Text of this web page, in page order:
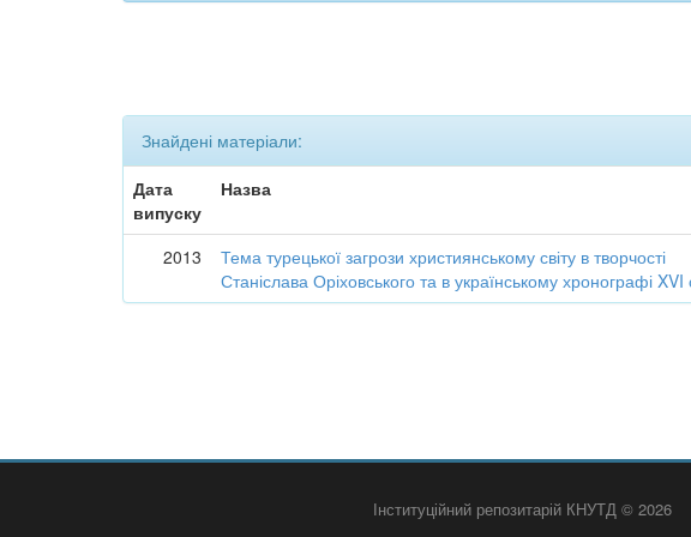
Знайдені матеріали:
Дата
випуску
Назва
2013
Тема турецької загрози християнському світу в творчості
Станіслава Оріховського та в українському хронографі XVI
Інституційний репозитарій КНУТД © 2026